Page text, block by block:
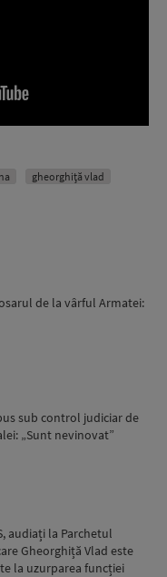
gheorghiță vlad
de la vârful Armatei:
sub control judiciar de
„Sunt nevinovat”
audiați la Parchetul
Gheorghiță Vlad este
la uzurparea funcției